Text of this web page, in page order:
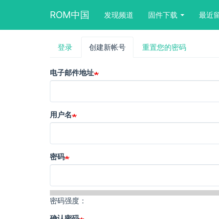
ROM中国
Main
navigation
发现频道 固件下载 最近
User
account
menu
Search
form
block
主
标
登录 创建新帐号
签）
重置您的密码
电子邮件地址
用户名
密码
密码强度：